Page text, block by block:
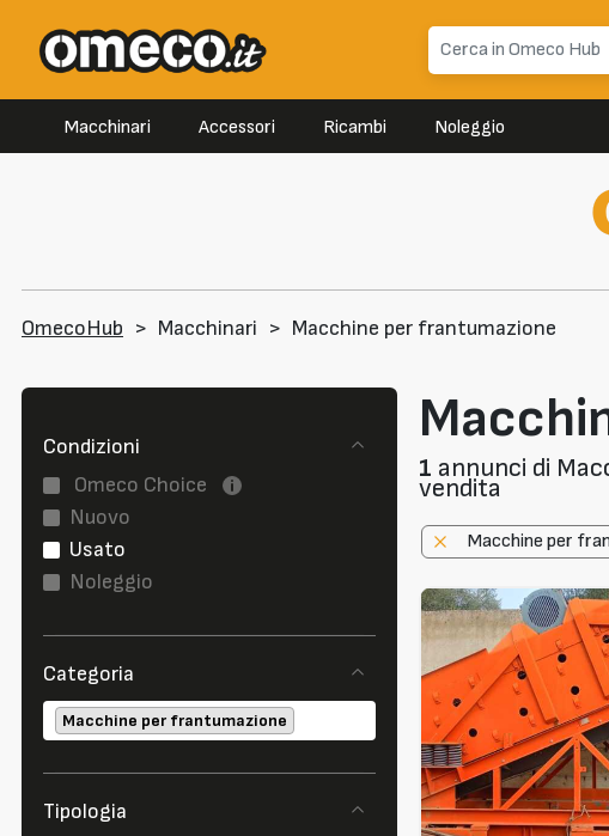
Macchinari Accessori Ricambi Noleggio
OmecoHub > Macchinari > Macchine per frantumazione
Condizioni
Omeco Choice
Nuovo
Usato
Noleggio
Categoria
Macchine per frantumazione
Tipologia
1 annunci di
vendita
Macchine per